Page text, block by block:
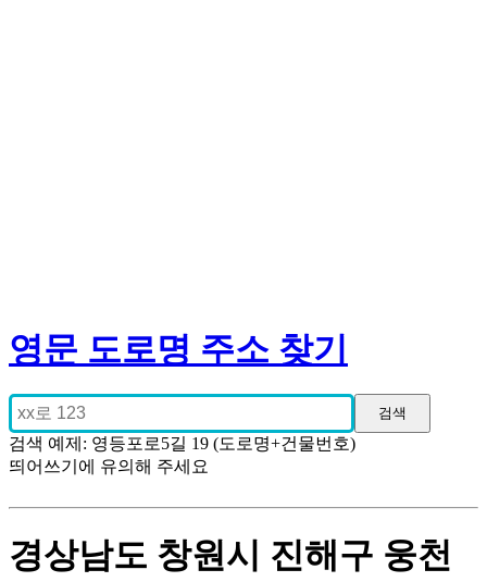
영문 도로명 주소 찾기
검색 예제: 영등포로5길 19 (도로명+건물번호)
띄어쓰기에 유의해 주세요
경상남도 창원시 진해구 웅천